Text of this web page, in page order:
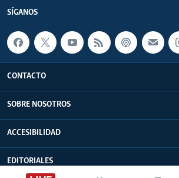
SÍGANOS
CONTACTO
SOBRE NOSOTROS
ACCESIBILIDAD
EDITORIALES